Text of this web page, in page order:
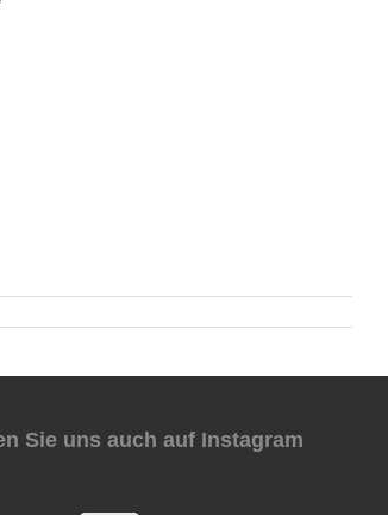
Sie uns auch auf Instagram